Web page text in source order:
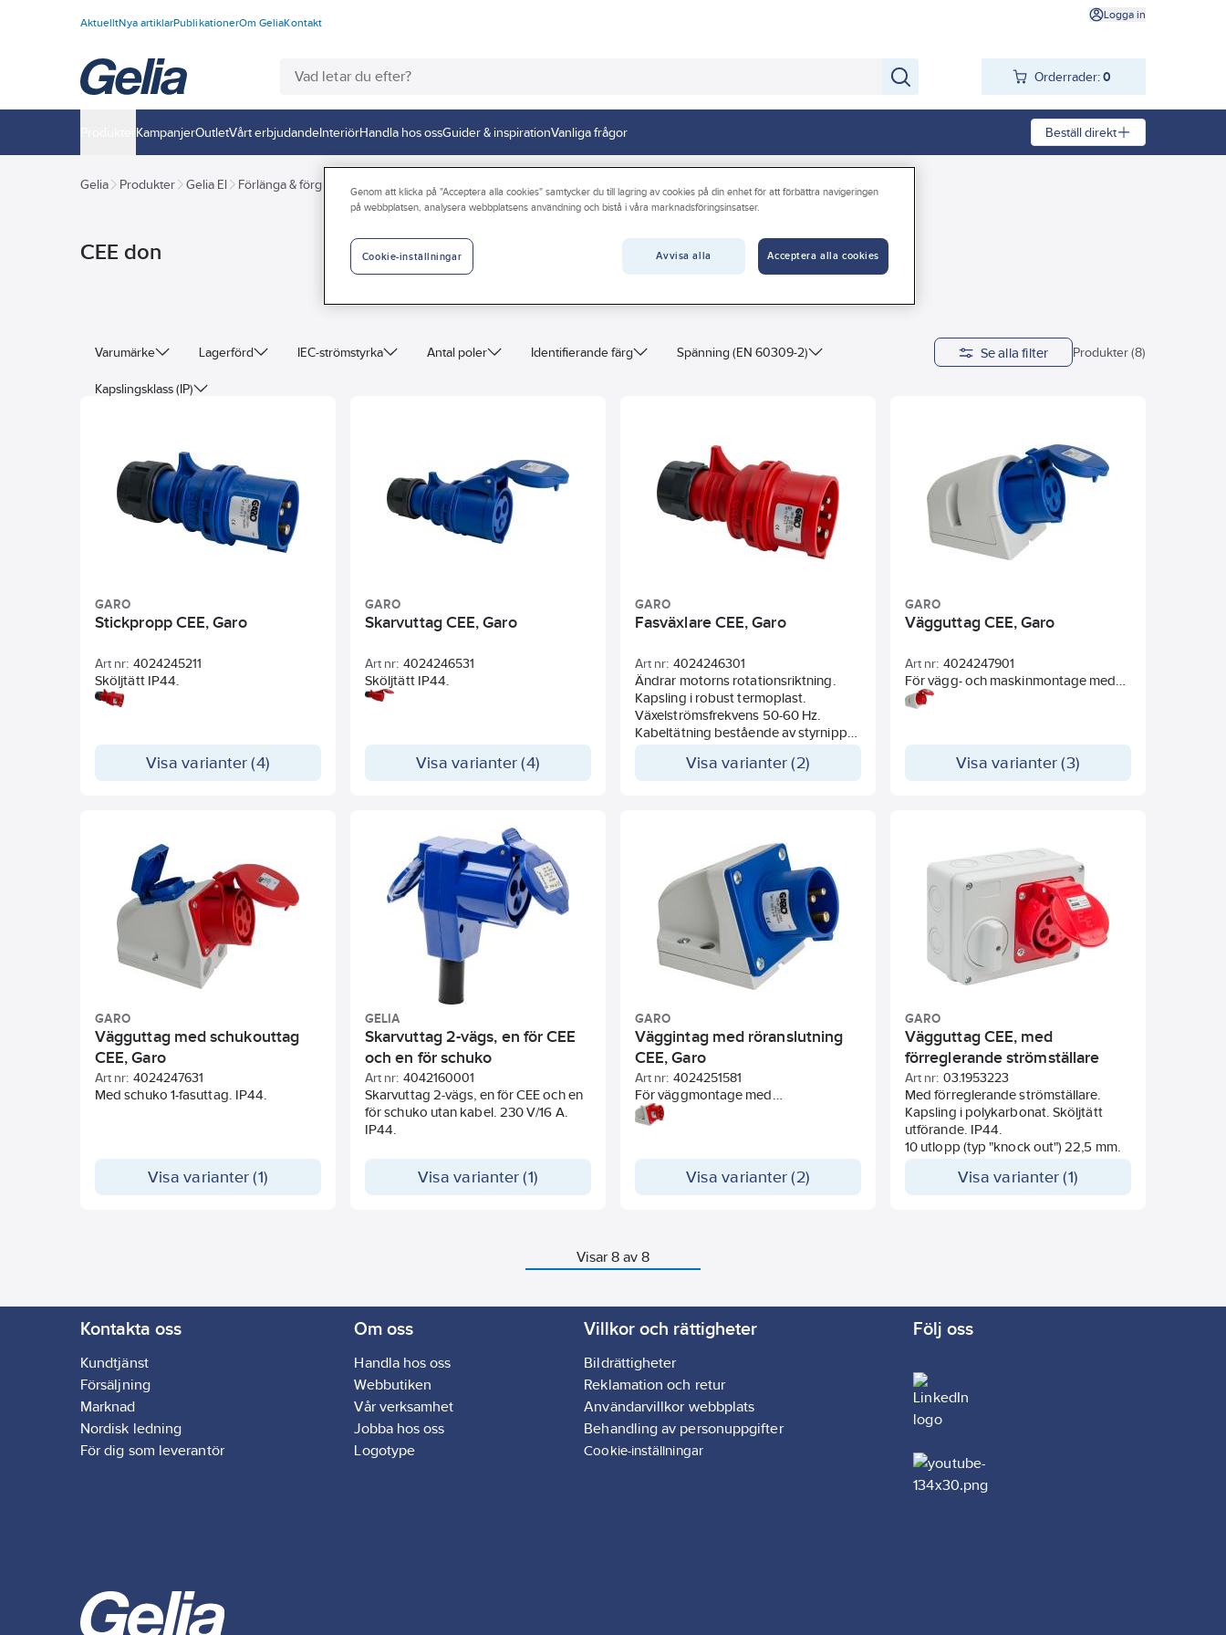
AktuelltNya artiklarPublikationerOm GeliaKontakt
Logga in
Orderrader: 0
KampanjerOutletVårt erbjudandeInteriörHandla hos ossGuider & inspirationVanliga frågor Beställ direkt
Gelia Produkter Gelia El Förlänga & förgrena
CEE don
Varumärke Lagerförd IEC-strömstyrka Antal poler Identifierande färg Spänning (EN 60309-2)
Kapslingsklass (IP)
Se alla filter Produkter (8)
GARO
Stickpropp CEE, Garo
Art nr: 4024245211
Sköljtätt IP44.
Visa varianter (4)
GARO
Skarvuttag CEE, Garo
Art nr: 4024246531
Sköljtätt IP44.
Visa varianter (4)
GARO
Fasväxlare CEE, Garo
Art nr: 4024246301
Ändrar motorns rotationsriktning.
Kapsling i robust termoplast.
Växelströmsfrekvens 50-60 Hz.
Kabeltätning bestående av styrnippel.
skruvmejsel genom att vrida två faser.
Visa varianter (2)
GARO
Vägguttag CEE, Garo
Art nr: 4024247901
För vägg- och maskinmontage med
kabelanslutningsmöjligheter från
polykarbonat. IP44.
Visa varianter (3)
GARO
Vägguttag med schukouttag
CEE, Garo
Art nr: 4024247631
Med schuko 1-fasuttag. IP44.
Visa varianter (1)
GELIA
Skarvuttag 2-vägs, en för CEE
och en för schuko
Art nr: 4042160001
Skarvuttag 2-vägs, en för CEE och en
för schuko utan kabel. 230 V/16 A.
IP44.
Visa varianter (1)
GARO
Väggintag med röranslutning
CEE, Garo
Art nr: 4024251581
För väggmontage med
kabelanslutningsmöjligheter från
översida och från botten (41 x 52
Kapsling i polykarbonat. IP44.
Visa varianter (2)
GARO
Vägguttag CEE, med
förreglerande strömställare
Art nr: 03.1953223
Med förreglerande strömställare.
Kapsling i polykarbonat. Sköljtätt
utförande. IP44.
10 utlopp (typ "knock out") 22,5 mm.
Visa varianter (1)
Visar 8 av 8
Kontakta oss
Kundtjänst
Försäljning
Marknad
Nordisk ledning
För dig som leverantör
Om oss
Handla hos oss
Webbutiken
Vår verksamhet
Jobba hos oss
Logotype
Villkor och rättigheter
Bildrättigheter
Reklamation och retur
Användarvillkor webbplats
Behandling av personuppgifter
Cookie-inställningar
Följ oss
Genom att klicka på "Acceptera alla cookies" samtycker du till lagring av cookies på din enhet för att förbättra navigeringen
på webbplatsen, analysera webbplatsens användning och bistå i våra marknadsföringsinsatser.
Avvisa alla Acceptera alla cookies
Cookie-inställningar